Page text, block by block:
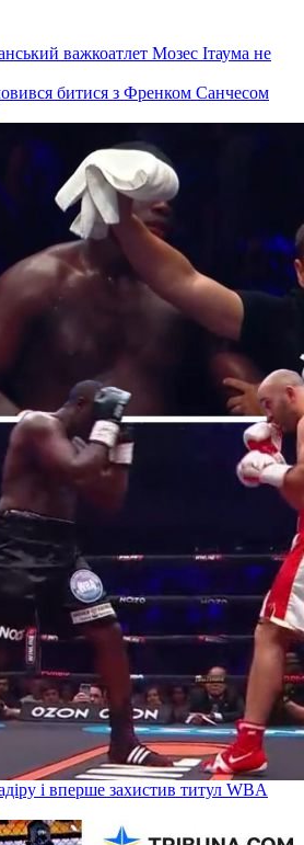
битися з Френком Санчесом
і вперше захистив титул WBA